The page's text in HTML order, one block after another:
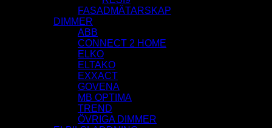
FASADMÄTARSKAP
DIMMER
ABB
CONNECT 2 HOME
ELKO
ELTAKO
EXXACT
GOVENA
MB OPTIMA
TREND
ÖVRIGA DIMMER